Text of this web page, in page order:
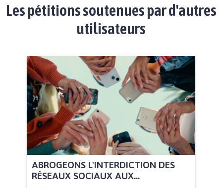
Les pétitions soutenues par d'autres
utilisateurs
ABROGEONS L'INTERDICTION DES
RÉSEAUX SOCIAUX AUX...